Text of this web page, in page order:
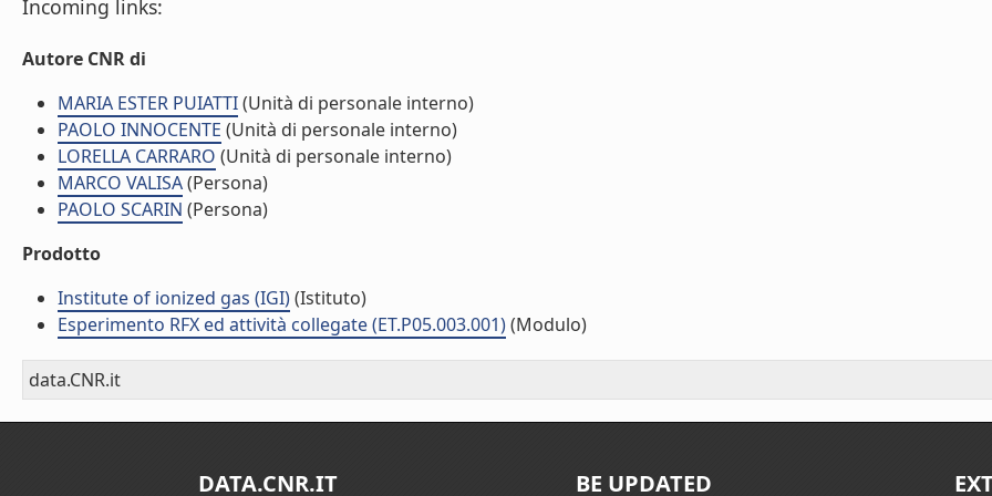
Incoming links:
Autore CNR di
MARIA ESTER PUIATTI(Unità di personale interno)
PAOLO INNOCENTE (Unità di personale interno)
LORELLA CARRARO (Unità di personale interno)
MARCO VALISA(Persona)
PAOLO SCARIN (Persona)
Prodotto
Institute of ionized gas (IGI)(Istituto)
Esperimento RFX ed attività collegate (ET.P05.003.001)(Modulo)
data.CNR.it
DATA.CNR.IT BE UPDATED